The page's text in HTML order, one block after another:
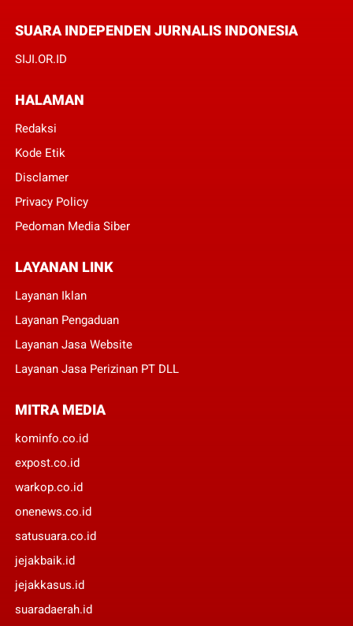
SUARA INDEPENDEN JURNALIS INDONESIA
SIJI.OR.ID
HALAMAN
Redaksi
Kode Etik
Disclamer
Privacy Policy
Pedoman Media Siber
LAYANAN LINK
Layanan Iklan
Layanan Pengaduan
Layanan Jasa Website
Layanan Jasa Perizinan PT DLL
MITRA MEDIA
kominfo.co.id
expost.co.id
warkop.co.id
onenews.co.id
satusuara.co.id
jejakbaik.id
jejakkasus.id
suaradaerah.id